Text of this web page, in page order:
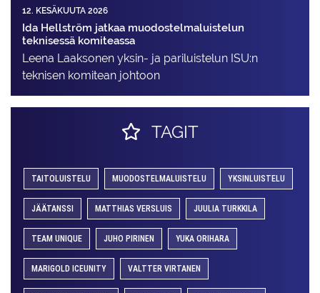
12. KESÄKUUTA 2026
Ida Hellström jatkaa muodostelmaluistelun
teknisessä komiteassa
Leena Laaksonen yksin- ja pariluistelun ISU:n
teknisen komitean johtoon
TAGIT
TAITOLUISTELU MUODOSTELMALUISTELU YKSINLUISTELU
JÄÄTANSSI MATTHIAS VERSLUIS JUULIA TURKKILA
TEAM UNIQUE JUHO PIRINEN YUKA ORIHARA
MARIGOLD ICEUNITY VALTTER VIRTANEN